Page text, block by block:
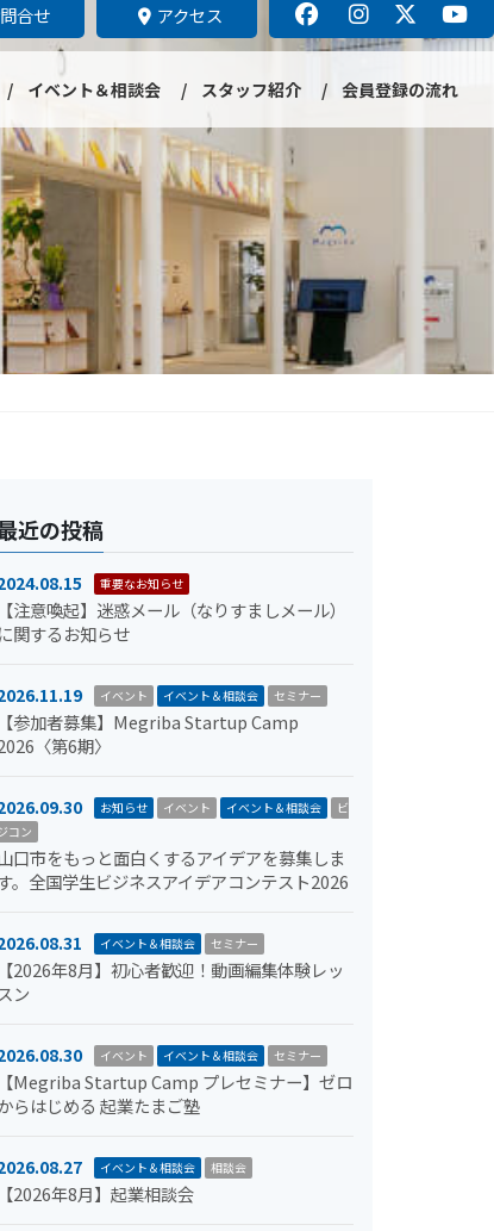
合せ アクセス
イベント＆相談会 スタッフ紹介 会員登録の流れ
近の投稿
重要なお知らせ
【注意喚起】迷惑メール（なりすましメール）
に関するお知らせ
イベント イベント＆相談会 セミナー
【参加者募集】Megriba Startup Camp
〈第6期〉
お知らせ イベント イベント＆相談会
ビ
コン
口市をもっと面白くするアイデアを募集しま
。全国学生ビジネスアイデアコンテスト2026
イベント＆相談会 セミナー
【2026年8月】初心者歓迎！動画編集体験レッ
スン
イベント イベント＆相談会 セミナー
【Megriba Startup Camp プレセミナー】ゼロ
らはじめる 起業たまご塾
イベント＆相談会 相談会
【2026年8月】起業相談会